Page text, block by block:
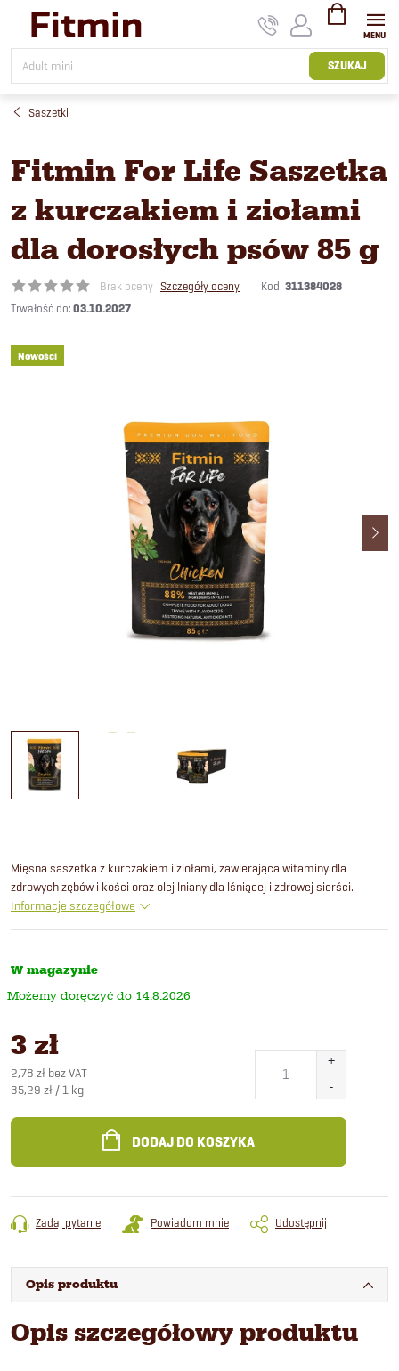
treści
SZUKAJ
KOSZYK
Saszetki
Fitmin For Life Saszetka
z kurczakiem i ziołami
dla dorosłych psów 85 g
Brak oceny Szczegóły oceny Kod: 311384028
03.10.2027
Nowości
Mięsna saszetka z kurczakiem i ziołami, zawierająca witaminy dla
zdrowych zębów i kości oraz olej lniany dla lśniącej i zdrowej sierści.
Informacje szczegółowe
W magazynie
14.8.2026
3 zł
2,78 zł bez VAT
Cena
35,29 zł / 1 kg
DODAJ DO KOSZYKA
Zadaj pytanie Powiadom mnie Udostępnij
Opis produktu
Opis szczegółowy produktu